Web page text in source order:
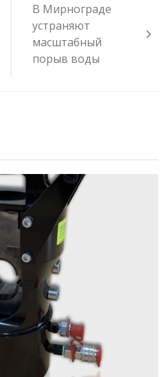
В Мирнограде
устраняют
масштабный
порыв воды